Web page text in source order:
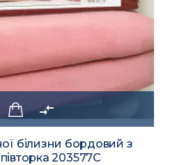
compare_arrows
білизни бордовий з
203577C